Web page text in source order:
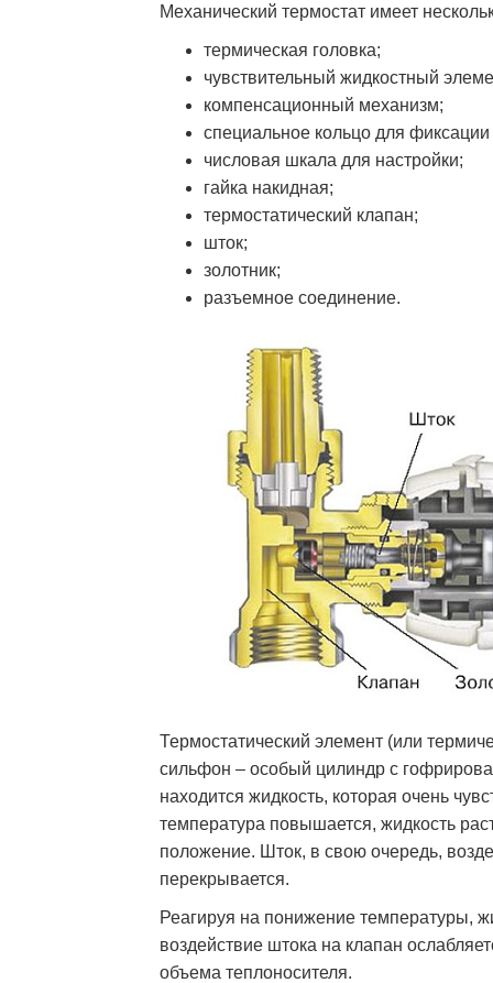
Механический термостат имеет
термическая головка;
чувствительный жидкостный
компенсационный механизм;
специальное кольцо для
числовая шкала для настройки;
гайка накидная;
термостатический клапан;
шток;
золотник;
разъемное соединение.
Термостатический элемент (или
сильфон – особый цилиндр с
находится жидкость, которая очень
температура повышается, жидкость
положение. Шток, в свою очередь,
перекрывается.
Реагируя на понижение температуры,
воздействие штока на клапан
объема теплоносителя.